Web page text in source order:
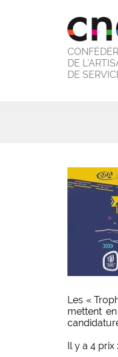
DE
DE
Les «
mettent
Il y a 4 prix :